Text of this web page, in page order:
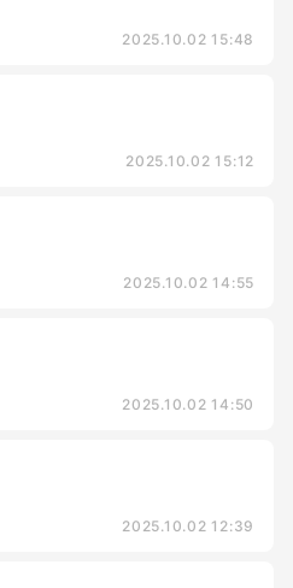
2025.10.02 15:48
2025.10.02 15:12
2025.10.02 14:55
2025.10.02 14:50
2025.10.02 12:39